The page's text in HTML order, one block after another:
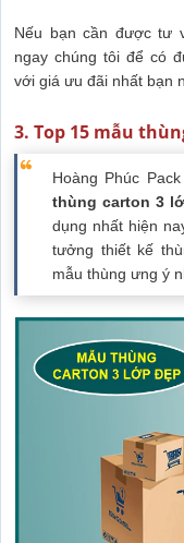
Nếu bạn cần được tư
ngay chúng tôi để có
với giá ưu đãi nhất bạn
3. Top 15 mẫu
Hoàng Phúc
thùng carton 3
dụng nhất hiện
tưởng thiết kế
mẫu thùng ưng ý